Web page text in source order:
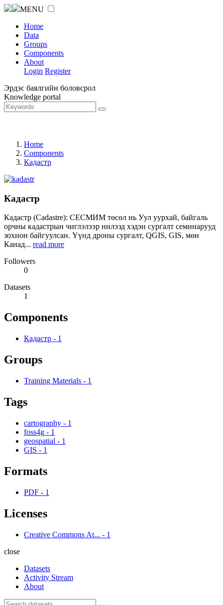
MENU
Home
Data
Groups
Components
About
Login Register
Эрдэс баялгийн боловсрол
Knowledge portal
Home
Components
Кадастр
Кадастр
Кадастр (Cadastre): СЕСМИМ төсөл нь Уул уурхай, байгаль
орчны кадастрын чиглэлээр нилээд хэдэн сургалт семинарууд
зохион байгуулсан. Үүнд дроны сургалт, QGIS, GIS, мөн
Канад... read more
Followers
0
Datasets
1
Components
Кадастр - 1
Groups
Training Materials - 1
Tags
cartography - 1
foss4g - 1
geospatial - 1
GIS - 1
Formats
PDF - 1
Licenses
Creative Commons At... - 1
close
Datasets
Activity Stream
About